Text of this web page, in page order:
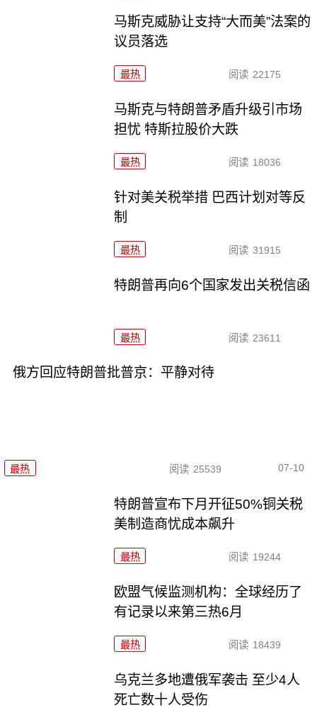
马斯克威胁让支持“大而美”法案的
议员落选
最热 阅读 22175
马斯克与特朗普矛盾升级引市场
担忧 特斯拉股价大跌
最热 阅读 18036
针对美关税举措 巴西计划对等反
制
最热 阅读 31915
特朗普再向6个国家发出关税信函
最热 阅读 23611
俄方回应特朗普批普京：平静对待
最热 阅读 25539 07-10
特朗普宣布下月开征50%铜关税
美制造商忧成本飙升
最热 阅读 19244
欧盟气候监测机构：全球经历了
有记录以来第三热6月
最热 阅读 18439
乌克兰多地遭俄军袭击 至少4人
死亡数十人受伤